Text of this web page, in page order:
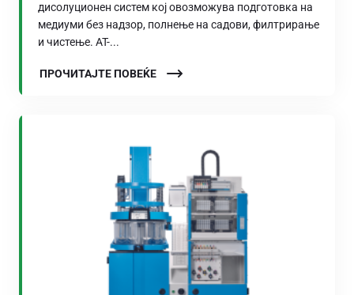
дисолуционен систем кој овозможува подготовка на
медиуми без надзор, полнење на садови, филтрирање
и чистење. AT-...
ПРОЧИТАЈТЕ ПОВЕЌЕ